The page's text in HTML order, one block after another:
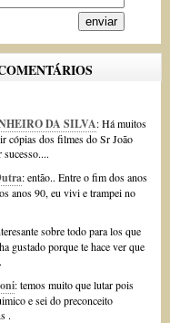
DA SILVA: Há muitos
cópias dos filmes do Sr João
: então.. Entre o fim dos anos
anos 90, eu vivi e trampei no
sobre todo para los que
gustado porque te hace ver que
: temos muito que lutar pois
e sei do preconceito
.